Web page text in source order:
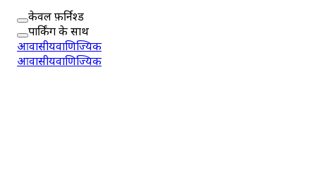
केवल फ़र्निश्ड
पार्किंग के साथ
आवासीयवाणिज्यिक
आवासीयवाणिज्यिक